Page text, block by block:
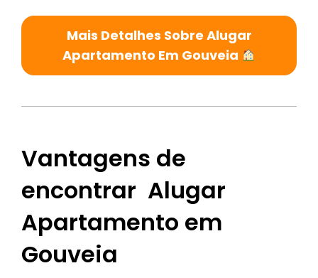
Mais Detalhes Sobre Alugar
Apartamento Em Gouveia
Vantagens de
encontrar Alugar
Apartamento em
Gouveia